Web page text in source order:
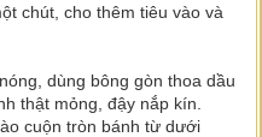
chút, cho thêm tiêu vào và
dùng bông gòn thoa dầu
thật mỏng, đậy nắp kín.
cuộn tròn bánh từ dưới